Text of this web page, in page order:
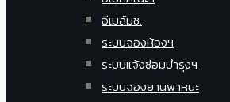
อีเมล์มช.
ระบบจองห้องฯ
ระบบแจ้งซ่อมบำรุงฯ
ระบบจองยานพาหนะ